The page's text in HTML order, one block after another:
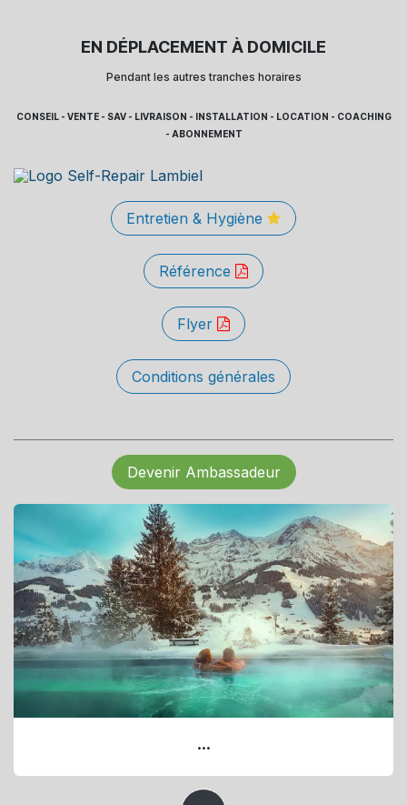
EN DÉPLACEMENT À DOMICILE
Pendant les autres tranches horaires
CONSEIL - VENTE - SAV - LIVRAISON - INSTALLATION - LOCATION - COACHING
- ABONNEMENT
Entretien & Hygiène
Référence
Flyer
Conditions générales
Devenir Ambassadeur
...